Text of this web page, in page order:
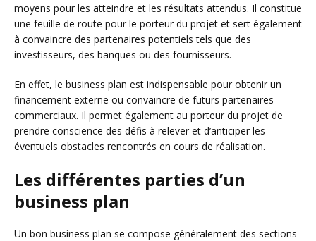
moyens pour les atteindre et les résultats attendus. Il constitue
une feuille de route pour le porteur du projet et sert également
à convaincre des partenaires potentiels tels que des
investisseurs, des banques ou des fournisseurs.
En effet, le business plan est indispensable pour obtenir un
financement externe ou convaincre de futurs partenaires
commerciaux. Il permet également au porteur du projet de
prendre conscience des défis à relever et d’anticiper les
éventuels obstacles rencontrés en cours de réalisation.
Les différentes parties d’un
business plan
Un bon business plan se compose généralement des sections